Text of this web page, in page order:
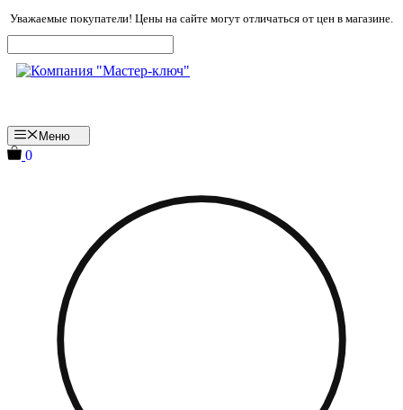
Перейти
к
содержимому
Уважаемые покупатели! Цены на сайте могут отличаться от цен в магазине.
Меню
0